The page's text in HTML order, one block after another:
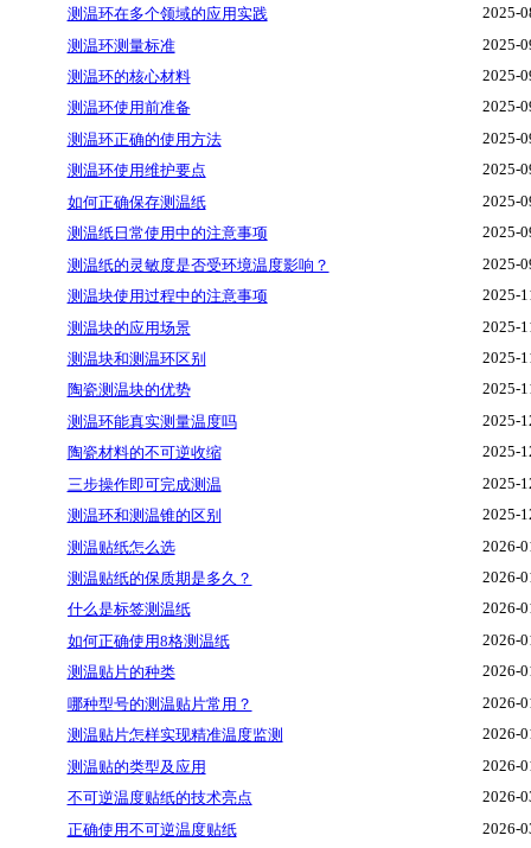
测温环在多个领域的应用实践
2025-
测温环测量标准
2025-
测温环的核心材料
2025-
测温环使用前准备
2025-
测温环正确的使用方法
2025-
测温环使用维护要点
2025-
如何正确保存测温纸
2025-
测温纸日常使用中的注意事项
2025-
测温纸的灵敏度是否受环境温度影响？
2025-
测温块使用过程中的注意事项
2025-
测温块的应用场景
2025-
测温块和测温环区别
2025-
陶瓷测温块的优势
2025-
测温环能真实测量温度吗
2025-
陶瓷材料的不可逆收缩
2025-
三步操作即可完成测温
2025-
测温环和测温锥的区别
2025-
测温贴纸怎么选
2026-
测温贴纸的保质期是多久？
2026-
什么是标签测温纸
2026-
如何正确使用8格测温纸
2026-
测温贴片的种类
2026-
哪种型号的测温贴片常用？
2026-
测温贴片怎样实现精准温度监测
2026-
测温贴的类型及应用
2026-
不可逆温度贴纸的技术亮点
2026-
正确使用不可逆温度贴纸
2026-